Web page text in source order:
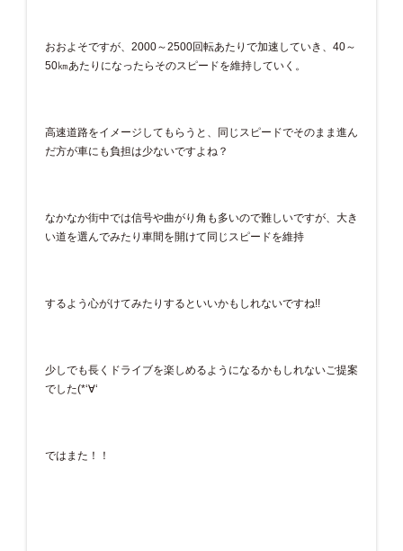
おおよそですが、2000～2500回転あたりで加速していき、40～
50㎞あたりになったらそのスピードを維持していく。
高速道路をイメージしてもらうと、同じスピードでそのまま進ん
だ方が車にも負担は少ないですよね？
なかなか街中では信号や曲がり角も多いので難しいですが、大き
い道を選んでみたり車間を開けて同じスピードを維持
するよう心がけてみたりするといいかもしれないですね!!
少しでも長くドライブを楽しめるようになるかもしれないご提案
でした(*‘∀‘
ではまた！！